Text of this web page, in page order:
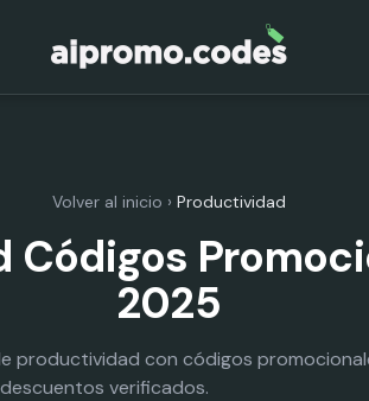
Volver al inicio › Productividad
2025
productividad con códigos
verificados.